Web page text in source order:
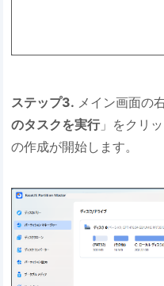
ステップ3. メイン画面の
のタスクを実行」をクリ
の作成が開始します。